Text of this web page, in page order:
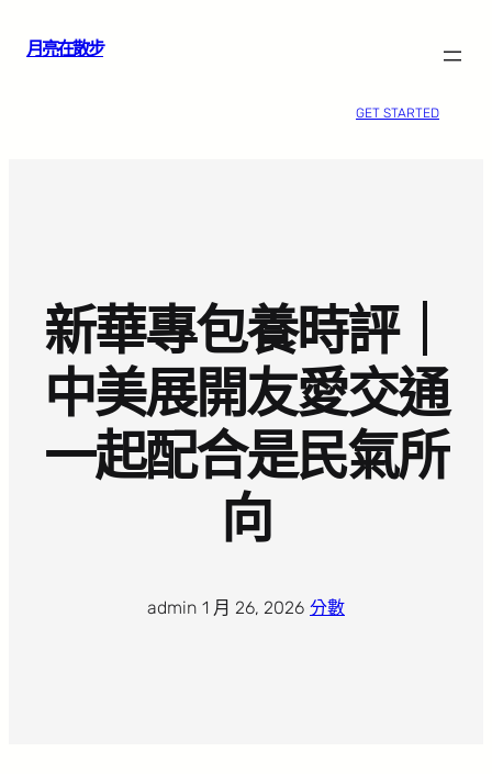
月亮在散步
GET STARTED
新華專包養時評｜
中美展開友愛交通
一起配合是民氣所
向
admin 1 月 26, 2026 分數